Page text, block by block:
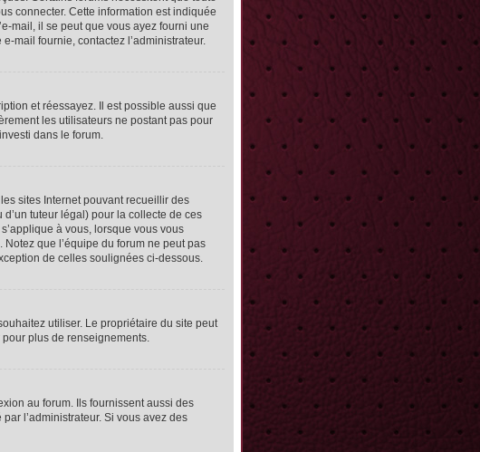
connecter. Cette information est indiquée
mail, il se peut que vous ayez fourni une
mail fournie, contactez l’administrateur.
et réessayez. Il est possible aussi que
les utilisateurs ne postant pas pour
dans le forum.
sites Internet pouvant recueillir des
d’un tuteur légal) pour la collecte de ces
à vous, lorsque vous vous
que l’équipe du forum ne peut pas
de celles soulignées ci-dessous.
utiliser. Le propriétaire du site peut
plus de renseignements.
au forum. Ils fournissent aussi des
l’administrateur. Si vous avez des